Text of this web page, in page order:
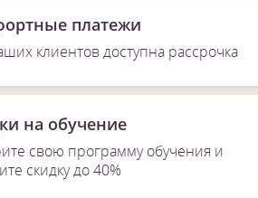
платежи
клиентов доступна рассрочка
на обучение
свою программу обучения и
скидку до 40%